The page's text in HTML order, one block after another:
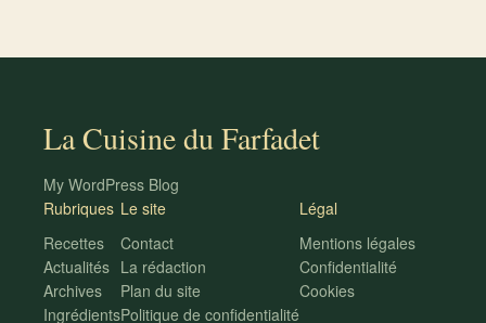
La Cuisine du Farfadet
My WordPress Blog
Rubriques
Recettes
Actualités
Archives
Ingrédients
Le site
Contact
La rédaction
Plan du site
Politique de confidentialité
Légal
Mentions légales
Confidentialité
Cookies